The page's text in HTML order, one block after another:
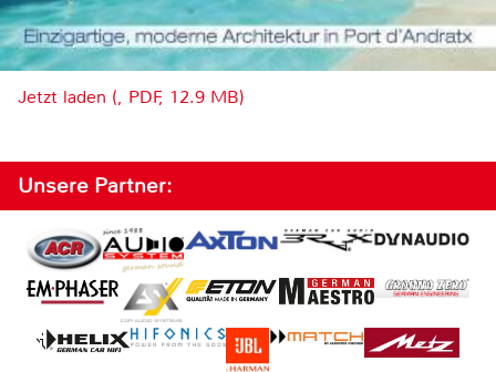
Jetzt laden (, PDF, 12.9 MB)
Unsere Partner: